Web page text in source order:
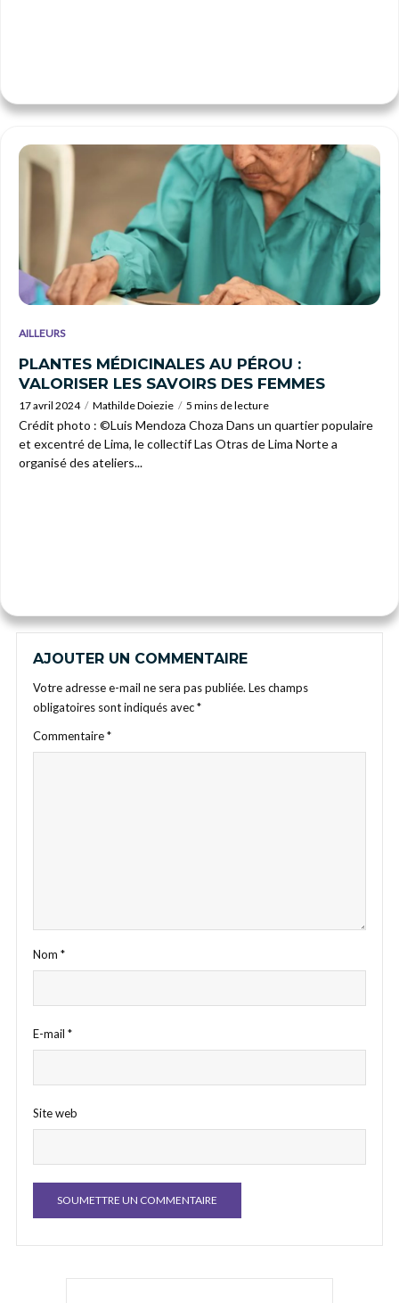
AILLEURS
PLANTES MÉDICINALES AU PÉROU :
VALORISER LES SAVOIRS DES FEMMES
17 avril 2024 Mathilde Doiezie 5 mins de lecture
Crédit photo : ©Luis Mendoza Choza Dans un quartier populaire
et excentré de Lima, le collectif Las Otras de Lima Norte a
organisé des ateliers...
AJOUTER UN COMMENTAIRE
Votre adresse e-mail ne sera pas publiée. Les champs
obligatoires sont indiqués avec*
Commentaire*
Nom *
E-mail *
Site web